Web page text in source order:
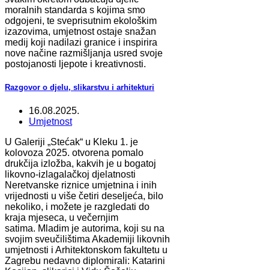
moralnih standarda s kojima smo
odgojeni, te sveprisutnim ekološkim
izazovima, umjetnost ostaje snažan
medij koji nadilazi granice i inspirira
nove načine razmišljanja usred svoje
postojanosti ljepote i kreativnosti.
Razgovor o djelu, slikarstvu i arhitekturi
16.08.2025.
Umjetnost
U Galeriji „Stećak“ u Kleku 1. je
kolovoza 2025. otvorena pomalo
drukčija izložba, kakvih je u bogatoj
likovno-izlagalačkoj djelatnosti
Neretvanske riznice umjetnina i inih
vrijednosti u više četiri deseljeća, bilo
nekoliko, i možete je razgledati do
kraja mjeseca, u večernjim
satima. Mladim je autorima, koji su na
svojim sveučilištima Akademiji likovnih
umjetnosti i Arhitektonskom fakultetu u
Zagrebu nedavno diplomirali: Katarini